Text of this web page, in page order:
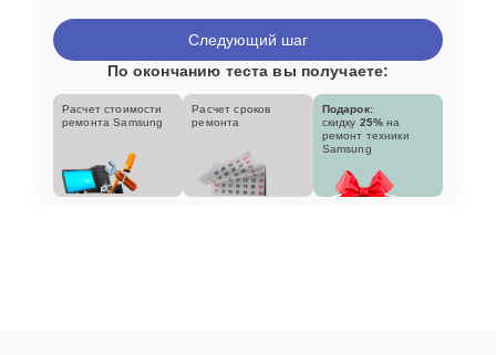
Следующий шаг
По окончанию теста вы получаете:
Расчет стоимости
ремонта Samsung
Расчет сроков
ремонта
Подарок:
скидку 25% на
ремонт техники
Samsung